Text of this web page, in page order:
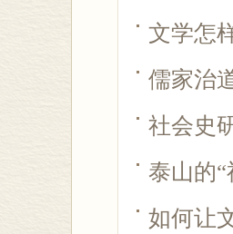
文学怎
儒家治
社会史
泰山的
如何让